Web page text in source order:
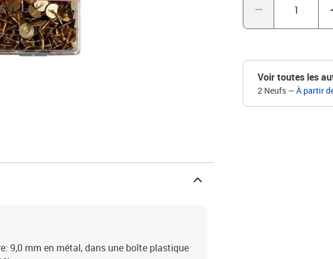
Voir toutes les
2 Neufs —À partir
9,0 mm en métal, dans une boîte plastique